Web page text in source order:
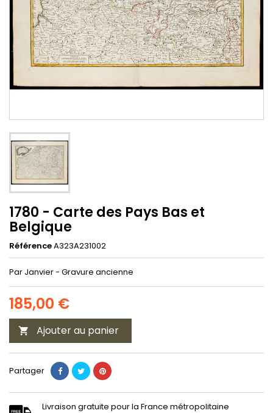
1780 - Carte des Pays Bas et
Belgique
RéférenceA323A231002
Par Janvier - Gravure ancienne
185,00 €
 Ajouter au panier
Partager
Livraison gratuite pour la France métropolitaine